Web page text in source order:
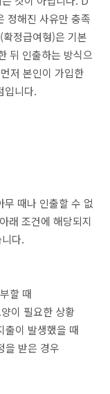
정해진 사유만 충족
정급여형)은 기본
뒤 인출하는 방식으
저 본인이 가입한
입니다.
때나 인출할 수 없
래 조건에 해당되지
다.
할 때
이 필요한 상황
출이 발생했을 때
을 받은 경우